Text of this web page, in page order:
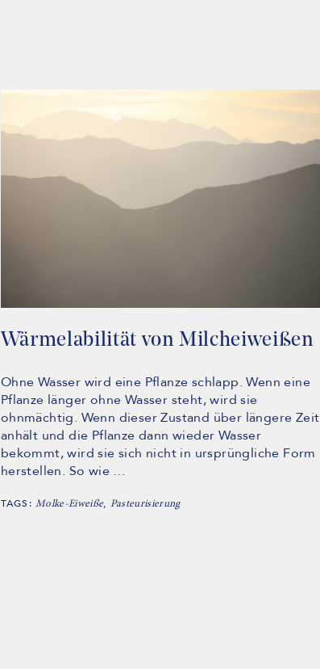
Wärmelabilität von Milcheiweißen
Ohne Wasser wird eine Pflanze schlapp. Wenn eine
Pflanze länger ohne Wasser steht, wird sie
ohnmächtig. Wenn dieser Zustand über längere Zeit
anhält und die Pflanze dann wieder Wasser
bekommt, wird sie sich nicht in ursprüngliche Form
herstellen. So wie …
TAGS:Molke-Eiweiße, Pasteurisierung